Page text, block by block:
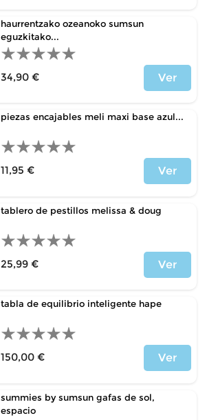
haurrentzako ozeanoko sumsun
eguzkitako...
34,90 €
Ver
piezas encajables meli maxi base azul...
11,95 €
Ver
tablero de pestillos melissa & doug
25,99 €
Ver
tabla de equilibrio inteligente hape
150,00 €
Ver
summies by sumsun gafas de sol,
espacio